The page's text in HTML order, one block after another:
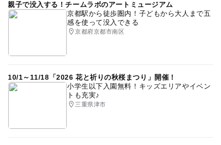
親子で没入する！チームラボのアートミュージアム
京都駅から徒歩圏内！子どもから大人まで五
感を使って没入できる
京都府京都市南区
10/1～11/18「2026 花と祈りの秋桜まつり」開催！
小学生以下入園無料！キッズエリアやイベン
トも充実♪
三重県津市